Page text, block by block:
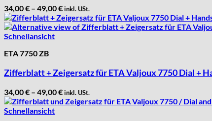
Kasper
KF Grana
Kaiser
Lanco
Lorsa
MST Roamer
ORC
Osco
34,00€ – 49,00€inkl. USt.
Schnellansicht
ETA 7750 ZB
Zifferblatt + Zeigersatz für ETA Valjoux 7750 Dial +
34,00€ – 49,00€inkl. USt.
Schnellansicht